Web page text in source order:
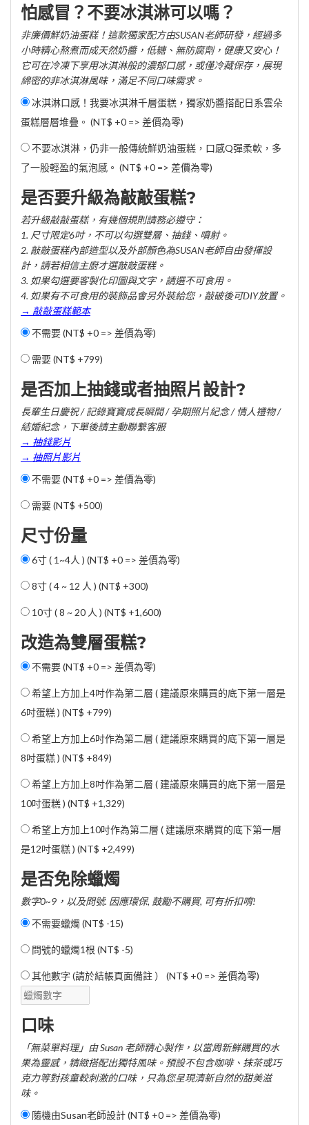
怕感冒？不要冰淇淋可以嗎？
非廉價鮮奶油蛋糕！這款獨家配方由SUSAN老師研發，經過多
小時精心熬煮而成天然奶醬，低糖、無防腐劑，健康又安心！
它可在冷凍下享用冰淇淋般的濃郁口感，或僅冷藏保存，展現
綿密的非冰淇淋風味，滿足不同口味需求。
冰淇淋口感！我要冰淇淋千層蛋糕，獨家奶醬搭配日系雲朵
蛋糕層層堆疊。 (NT$ +0 => 差價為零)
不要冰淇淋，仍非一般傳統鮮奶油蛋糕，口感Q彈柔軟，多
了一股輕盈的氣泡感。 (NT$ +0 => 差價為零)
是否要升級為敲敲蛋糕?
若升級敲敲蛋糕，有幾個規則請務必遵守：
1. 尺寸限定6吋，不可以勾選雙層、抽錢、噴射。
2. 敲敲蛋糕內部造型以及外部顏色為SUSAN老師自由發揮設
計，請若相信主廚才選敲敲蛋糕。
3. 如果勾選要客製化印圖與文字，請選不可食用。
4. 如果有不可食用的裝飾品會另外裝給您，敲破後可DIY放置。
→ 敲敲蛋糕範本
不需要 (NT$ +0 => 差價為零)
需要 (NT$ +799)
是否加上抽錢或者抽照片設計?
長輩生日慶祝 / 記錄寶寶成長瞬間 / 孕期照片紀念 / 情人禮物 /
結婚紀念，下單後請主動聯繫客服
→ 抽錢影片
→ 抽照片影片
不需要 (NT$ +0 => 差價為零)
需要 (NT$ +500)
尺寸份量
6寸 ( 1~4人 ) (NT$ +0 => 差價為零)
8寸 ( 4 ~ 12 人 ) (NT$ +300)
10寸 ( 8 ~ 20 人 ) (NT$ +1,600)
改造為雙層蛋糕?
不需要 (NT$ +0 => 差價為零)
希望上方加上4吋作為第二層 ( 建議原來購買的底下第一層是
6吋蛋糕 ) (NT$ +799)
希望上方加上6吋作為第二層 ( 建議原來購買的底下第一層是
8吋蛋糕 ) (NT$ +849)
希望上方加上8吋作為第二層 ( 建議原來購買的底下第一層是
10吋蛋糕 ) (NT$ +1,329)
希望上方加上10吋作為第二層 ( 建議原來購買的底下第一層
是12吋蛋糕 ) (NT$ +2,499)
是否免除蠟燭
數字0~9，以及問號. 因應環保, 鼓勵不購買, 可有折扣唷!
不需要蠟燭 (NT$ -15)
問號的蠟燭1根 (NT$ -5)
其他數字 (請於結帳頁面備註 ） (NT$ +0 => 差價為零)
口味
「無菜單料理」由 Susan 老師精心製作，以當周新鮮購買的水
果為靈感，精緻搭配出獨特風味。預設不包含咖啡、抹茶或巧
克力等對孩童較刺激的口味，只為您呈現清新自然的甜美滋
味。
隨機由Susan老師設計 (NT$ +0 => 差價為零)